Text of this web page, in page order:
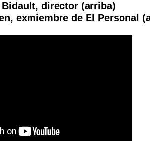
director (arriba)
exmiembre de El Personal